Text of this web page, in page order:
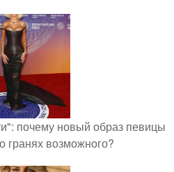
почему новый образ певицы
гранях возможного?